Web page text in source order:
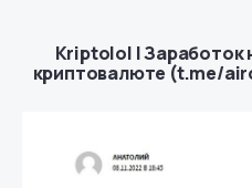
Kriptolol | Заработок
криптовалюте (t.me/